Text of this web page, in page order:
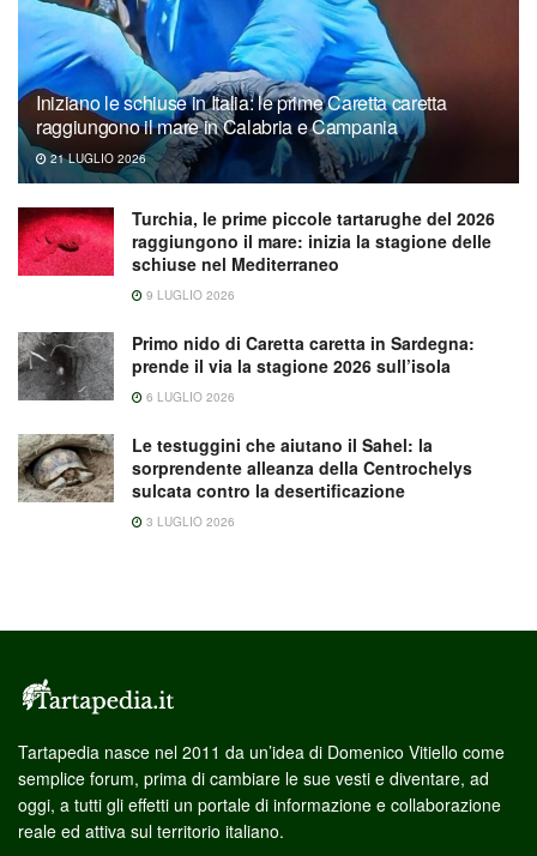
Iniziano le schiuse in Italia: le prime Caretta caretta
raggiungono il mare in Calabria e Campania
21 LUGLIO 2026
Turchia, le prime piccole tartarughe del 2026
raggiungono il mare: inizia la stagione delle
schiuse nel Mediterraneo
9 LUGLIO 2026
Primo nido di Caretta caretta in Sardegna:
prende il via la stagione 2026 sull’isola
6 LUGLIO 2026
Le testuggini che aiutano il Sahel: la
sorprendente alleanza della Centrochelys
sulcata contro la desertificazione
3 LUGLIO 2026
Tartapedia nasce nel 2011 da un’idea di Domenico Vitiello come
semplice forum, prima di cambiare le sue vesti e diventare, ad
oggi, a tutti gli effetti un portale di informazione e collaborazione
reale ed attiva sul territorio italiano.